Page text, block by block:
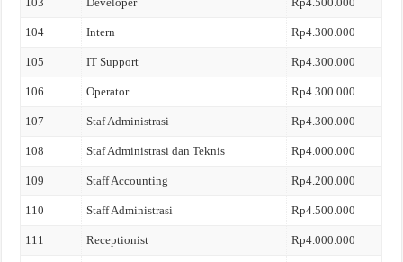
104 Intern Rp4.300.000
105 IT Support Rp4.300.000
106 Operator Rp4.300.000
107 Staf Administrasi Rp4.300.000
108 Staf Administrasi dan Teknis Rp4.000.000
109 Staff Accounting Rp4.200.000
110 Staff Administrasi Rp4.500.000
111 Receptionist Rp4.000.000